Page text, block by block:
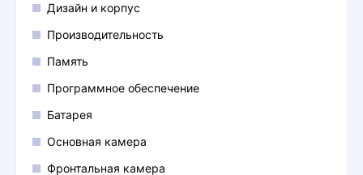
Дизайн и корпус
Производительность
Память
Программное обеспечение
Батарея
Основная камера
Фронтальная камера